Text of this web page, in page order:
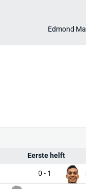
Edmond
Eerste helft
0 - 1